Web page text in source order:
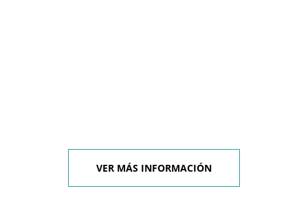
VER MÁS INFORMACIÓN